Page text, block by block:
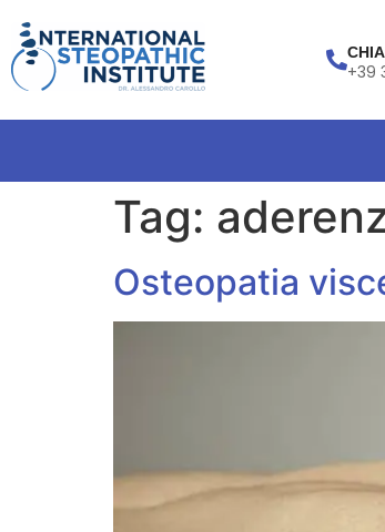
+39
Tag:
Osteopatia